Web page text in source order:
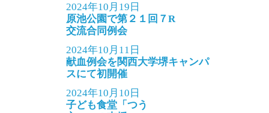
2024年10月19日
原池公園で第２１回７R
交流合同例会
2024年10月11日
献血例会を関西大学堺キャンパ
スにて初開催
2024年10月10日
子ども食堂「つう